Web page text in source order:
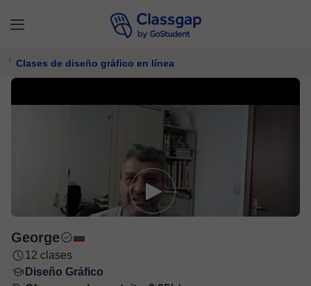
Clases de diseño gráfico en línea
George
12 clases
Diseño Gráfico